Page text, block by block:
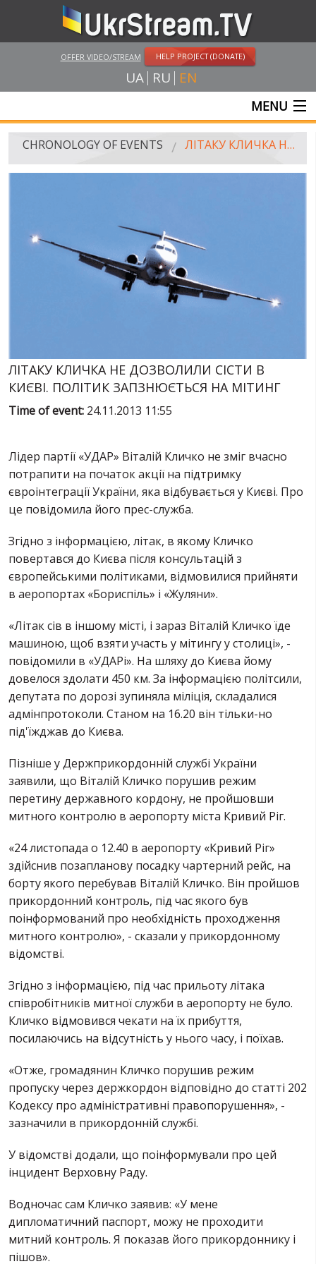
OFFER VIDEO/STREAM HELP PROJECT (DONATE)
UA RU EN
MENU
MAIN
WINTER ON FIRE: UKRAINE'S FIGHT FOR FREEDOM
CHRONOLOGY OF EUROMAIDAN
CHRONOLOGY OF EVENTS ЛІТАКУ КЛИЧКА НЕ ДОЗВОЛИЛИ СІСТИ В КИЄВІ. ПОЛІТИК ЗАПЗНЮЄТЬСЯ НА МІТИНГ
ЛІТАКУ КЛИЧКА НЕ ДОЗВОЛИЛИ СІСТИ В
КИЄВІ. ПОЛІТИК ЗАПЗНЮЄТЬСЯ НА МІТИНГ
Time of event: 24.11.2013 11:55
Лідер партії «УДАР» Віталій Кличко не зміг вчасно
потрапити на початок акції на підтримку
євроінтеграції України, яка відбувається у Києві. Про
це повідомила його прес-служба.
Згідно з інформацією, літак, в якому Кличко
повертався до Києва після консультацій з
європейськими політиками, відмовилися прийняти
в аеропортах «Бориспіль» і «Жуляни».
«Літак сів в іншому місті, і зараз Віталій Кличко їде
машиною, щоб взяти участь у мітингу у столиці», -
повідомили в «УДАРі». На шляху до Києва йому
довелося здолати 450 км. За інформацією політсили,
депутата по дорозі зупиняла міліція, складалися
адмінпротоколи. Станом на 16.20 він тільки-но
під'їжджав до Києва.
Пізніше у Держприкордонній службі України
заявили, що Віталій Кличко порушив режим
перетину державного кордону, не пройшовши
митного контролю в аеропорту міста Кривий Ріг.
«24 листопада о 12.40 в аеропорту «Кривий Ріг»
здійснив позапланову посадку чартерний рейс, на
борту якого перебував Віталій Кличко. Він пройшов
прикордонний контроль, під час якого був
поінформований про необхідність проходження
митного контролю», - сказали у прикордонному
відомстві.
Згідно з інформацією, під час прильоту літака
співробітників митної служби в аеропорту не було.
Кличко відмовився чекати на їх прибуття,
посилаючись на відсутність у нього часу, і поїхав.
«Отже, громадянин Кличко порушив режим
пропуску через держкордон відповідно до статті 202
Кодексу про адміністративні правопорушення», -
зазначили в прикордонній службі.
У відомстві додали, що поінформували про цей
інцидент Верховну Раду.
Водночас сам Кличко заявив: «У мене
дипломатичний паспорт, можу не проходити
митний контроль. Я показав його прикордоннику і
пішов».